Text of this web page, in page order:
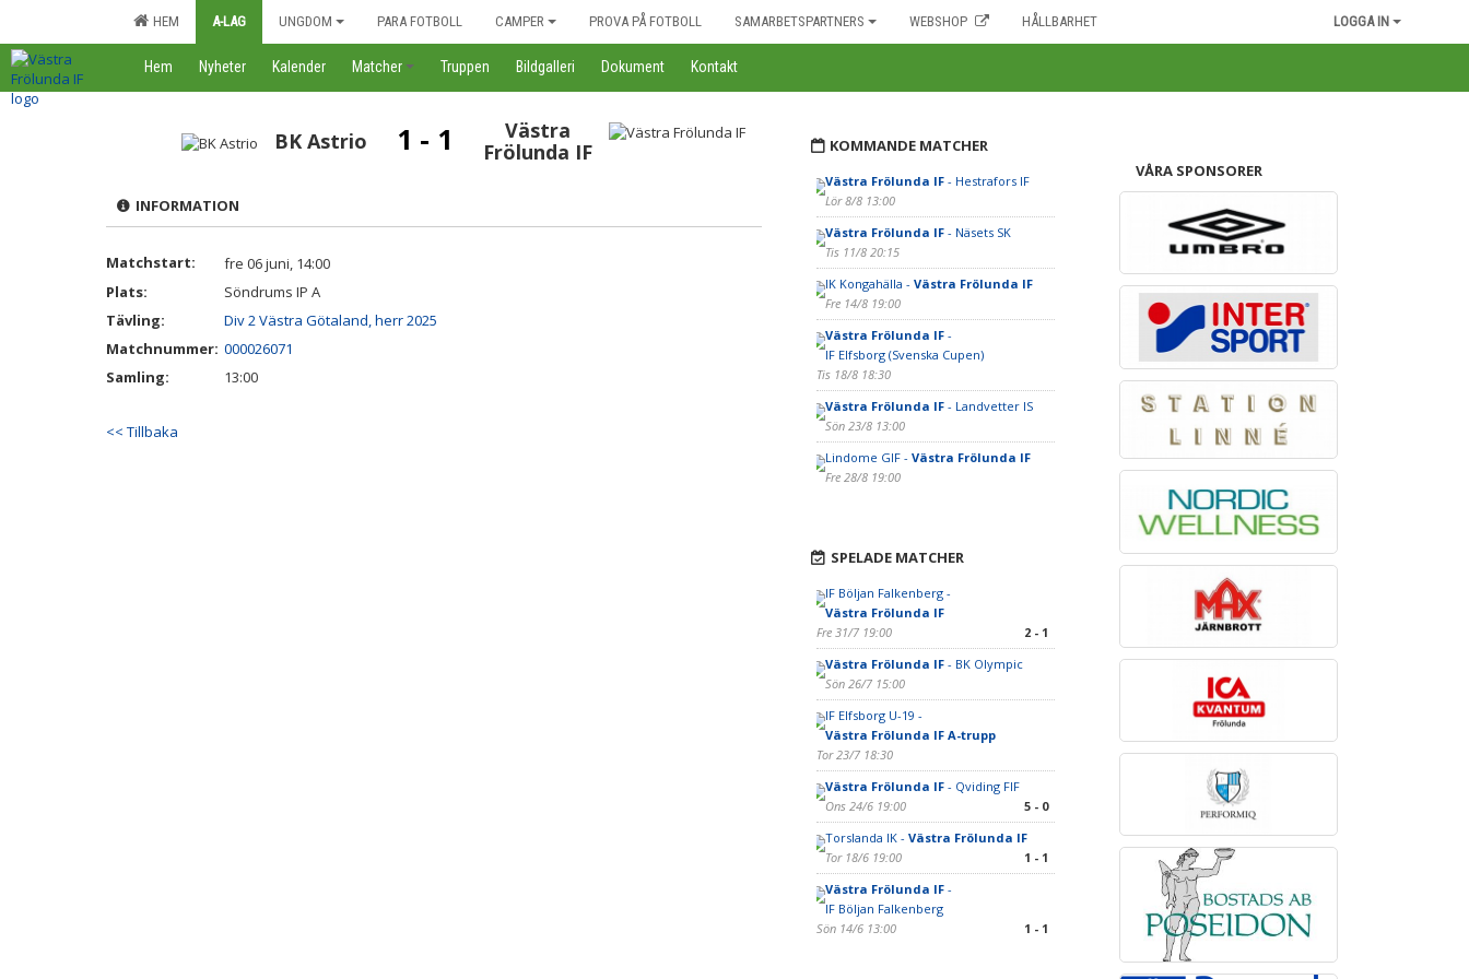
HEM A-LAG UNGDOM PARA FOTBOLL CAMPER PROVA PÅ FOTBOLL SAMARBETSPARTNERS WEBSHOP HÅLLBARHET LOGGA IN
Hem Nyheter Kalender Matcher Truppen Bildgalleri Dokument Kontakt
BK Astrio 1 - 1
Västra
Frölunda IF
INFORMATION
Matchstart:
fre 06 juni, 14:00
Plats:
Söndrums IP A
Tävling:
Div 2 Västra Götaland, herr 2025
Matchnummer: 000026071
Samling:
13:00
<< Tillbaka
KOMMANDE MATCHER
Västra Frölunda IF- Hestrafors IF
Lör 8/8 13:00
Västra Frölunda IF- Näsets SK
Tis 11/8 20:15
IK Kongahälla - Västra Frölunda IF
Fre 14/8 19:00
Västra Frölunda IF-
IF Elfsborg (Svenska Cupen)
Tis 18/8 18:30
Västra Frölunda IF- Landvetter IS
Sön 23/8 13:00
Lindome GIF - Västra Frölunda IF
Fre 28/8 19:00
SPELADE MATCHER
IF Böljan Falkenberg -
Västra Frölunda IF
Fre 31/7 19:00
2 - 1
Västra Frölunda IF- BK Olympic
Sön 26/7 15:00
IF Elfsborg U-19 -
Västra Frölunda IF A-trupp
Tor 23/7 18:30
Västra Frölunda IF- Qviding FIF
Ons 24/6 19:00
5 - 0
Torslanda IK - Västra Frölunda IF
Tor 18/6 19:00
1 - 1
Västra Frölunda IF-
IF Böljan Falkenberg
Sön 14/6 13:00
1 - 1
VÅRA SPONSORER